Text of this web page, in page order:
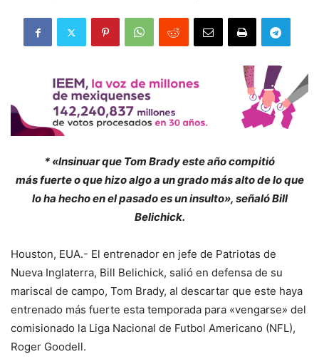
* «Insinuar que Tom Brady este año compitió
más fuerte o que hizo algo a un grado más alto de lo que
lo ha hecho en el pasado es un insulto», señaló Bill
Belichick.
Houston, EUA.- El entrenador en jefe de Patriotas de
Nueva Inglaterra, Bill Belichick, salió en defensa de su
mariscal de campo, Tom Brady, al descartar que este haya
entrenado más fuerte esta temporada para «vengarse» del
comisionado la Liga Nacional de Futbol Americano (NFL),
Roger Goodell.